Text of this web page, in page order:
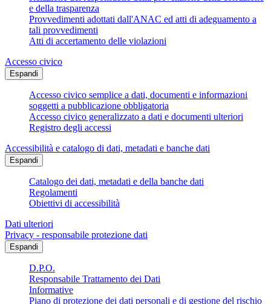
e della trasparenza
Provvedimenti adottati dall'ANAC ed atti di adeguamento a
tali provvedimenti
Atti di accertamento delle violazioni
Accesso civico
Espandi
Accesso civico semplice a dati, documenti e informazioni
soggetti a pubblicazione obbligatoria
Accesso civico generalizzato a dati e documenti ulteriori
Registro degli accessi
Accessibilità e catalogo di dati, metadati e banche dati
Espandi
Catalogo dei dati, metadati e della banche dati
Regolamenti
Obiettivi di accessibilità
Dati ulteriori
Privacy - responsabile protezione dati
Espandi
D.P.O.
Responsabile Trattamento dei Dati
Informative
Piano di protezione dei dati personali e di gestione del rischio